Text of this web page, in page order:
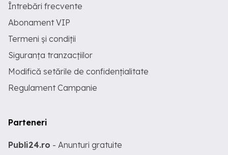
Întrebări frecvente
Abonament VIP
Termeni și condiții
Siguranța tranzacțiilor
Modifică setările de confidențialitate
Regulament Campanie
Parteneri
Publi24.ro - Anunturi gratuite